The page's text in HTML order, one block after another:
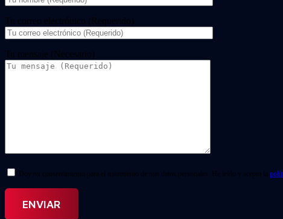
Tu correo electrónico (Requerido)
Tu mensaje (Necesario)
Doy mi consentimiento para el tratamiento de mis datos personales. He leído y acepto la